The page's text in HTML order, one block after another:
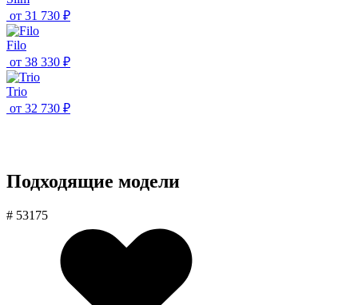
от 31 730 ₽
Filo
от 38 330 ₽
Trio
от 32 730 ₽
Подходящие модели
# 53175